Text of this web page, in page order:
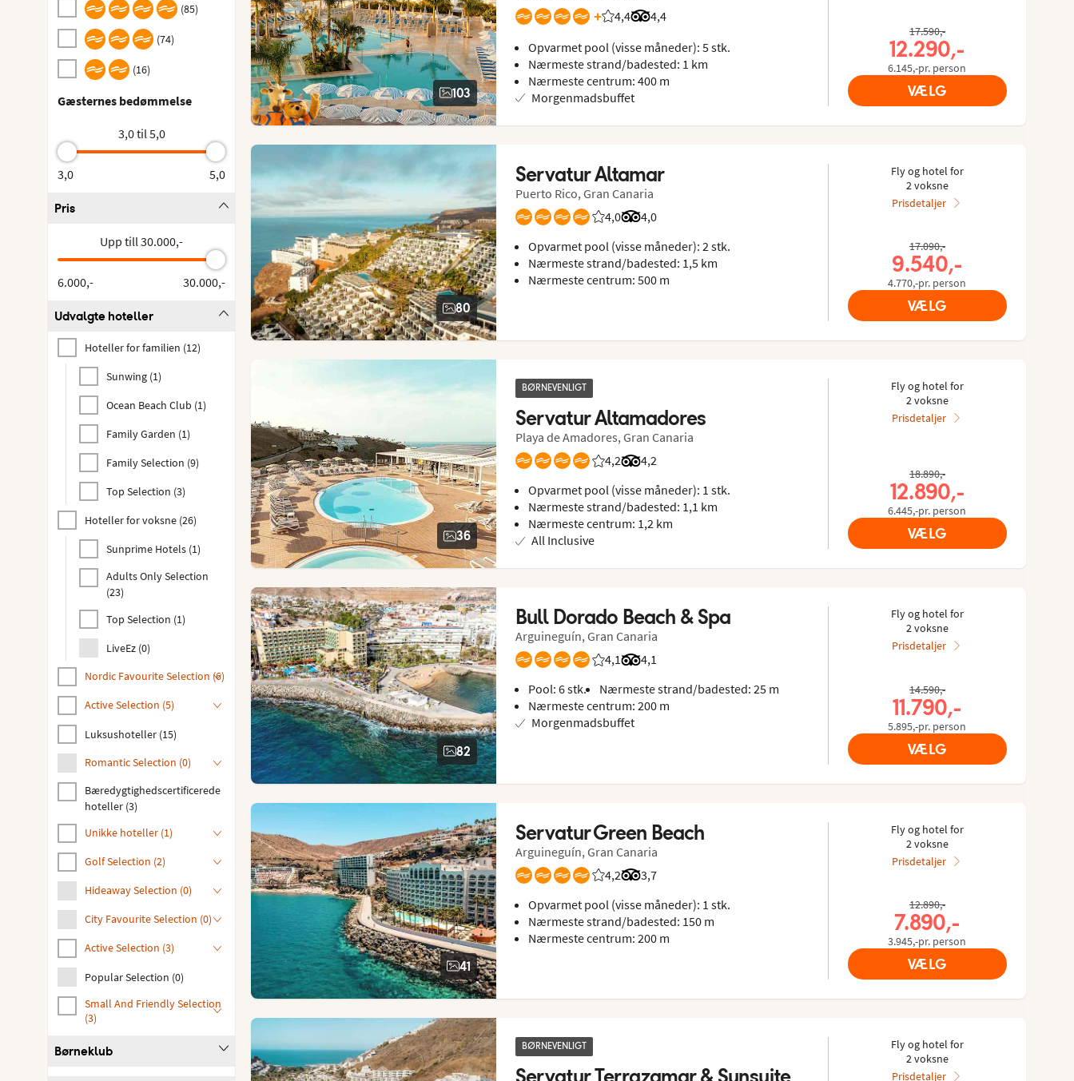
(85)
(74)
(16)
Gæsternes bedømmelse
3,0 til 5,0
3,0 5,0
Pris
Upp till 30.000,-
6.000,- 30.000,-
Udvalgte hoteller
Hoteller for familien (12)
Sunwing (1)
Ocean Beach Club (1)
Family Garden (1)
Family Selection (9)
Top Selection (3)
Hoteller for voksne (26)
Sunprime Hotels (1)
Adults Only Selection
(23)
Top Selection (1)
LiveEz (0)
Nordic Favourite Selection (6)
Active Selection (5)
Luksushoteller (15)
Romantic Selection (0)
Bæredygtighedscertificerede
hoteller (3)
Unikke hoteller (1)
Golf Selection (2)
Hideaway Selection (0)
City Favourite Selection (0)
Active Selection (3)
Popular Selection (0)
Small And Friendly Selection
(3)
Børneklub
103
+ 4,4
Bedømmelse fra Spies gæster: 4.368/5
4,4
Bedømmelse fra Tripadvisor: 4.4 of 5
Opvarmet pool (visse måneder): 5 stk.
Nærmeste strand/badested: 1 km
Nærmeste centrum: 400 m
Morgenmadsbuffet
17.590,-
12.290,-
6.145,-pr. person
VÆLG
80
Servatur Altamar
Puerto Rico, Gran Canaria
4,0
Bedømmelse fra Spies gæster: 3.975/5
4,0
Bedømmelse fra Tripadvisor: 4 of 5
Opvarmet pool (visse måneder): 2 stk.
Nærmeste strand/badested: 1,5 km
Nærmeste centrum: 500 m
Fly og hotel for
2 voksne
Prisdetaljer
17.090,-
9.540,-
4.770,-pr. person
VÆLG
36
BØRNEVENLIGT
Servatur Altamadores
Playa de Amadores, Gran Canaria
4,2
Bedømmelse fra Spies gæster: 4.218/5
4,2
Bedømmelse fra Tripadvisor: 4.2 of 5
Opvarmet pool (visse måneder): 1 stk.
Nærmeste strand/badested: 1,1 km
Nærmeste centrum: 1,2 km
All Inclusive
Fly og hotel for
2 voksne
Prisdetaljer
18.890,-
12.890,-
6.445,-pr. person
VÆLG
82
Bull Dorado Beach & Spa
Arguineguín, Gran Canaria
4,1
Bedømmelse fra Spies gæster: 4.083/5
4,1
Bedømmelse fra Tripadvisor: 4.1 of 5
Pool: 6 stk.
Nærmeste strand/badested: 25 m
Nærmeste centrum: 200 m
Morgenmadsbuffet
Fly og hotel for
2 voksne
Prisdetaljer
14.590,-
11.790,-
5.895,-pr. person
VÆLG
41
Servatur Green Beach
Arguineguín, Gran Canaria
4,2
Bedømmelse fra Spies gæster: 4.158/5
3,7
Bedømmelse fra Tripadvisor: 3.7 of 5
Opvarmet pool (visse måneder): 1 stk.
Nærmeste strand/badested: 150 m
Nærmeste centrum: 200 m
Fly og hotel for
2 voksne
Prisdetaljer
12.890,-
7.890,-
3.945,-pr. person
VÆLG
BØRNEVENLIGT
Servatur Terrazamar & Sunsuite
Fly og hotel for
2 voksne
Prisdetaljer